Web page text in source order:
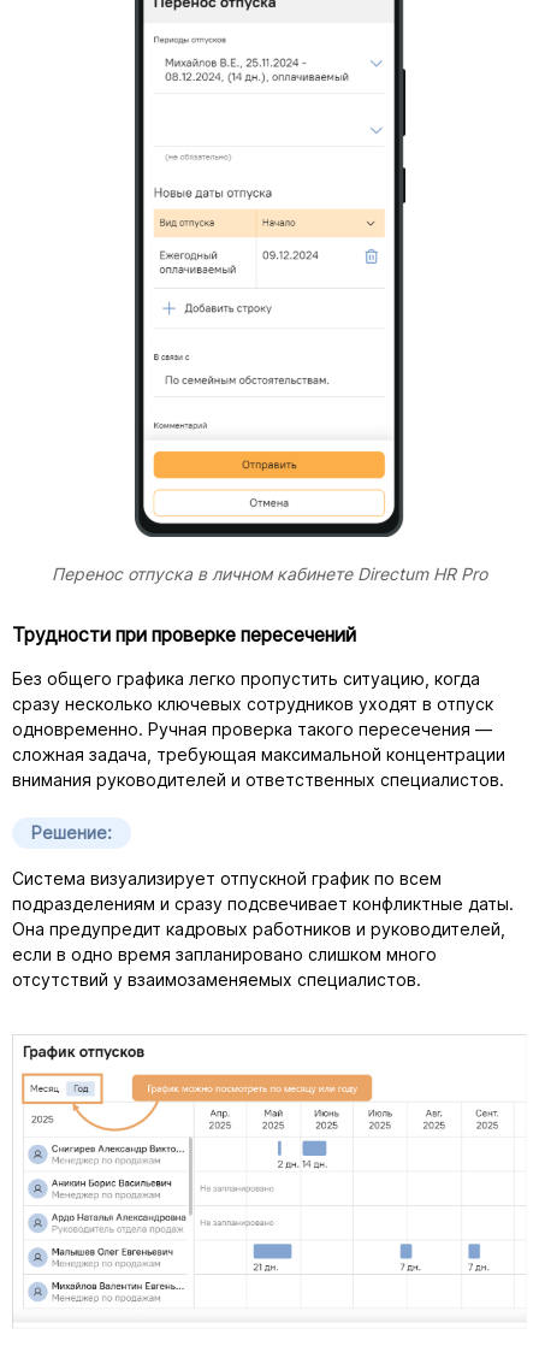
Перенос отпуска в личном кабинете Directum HR Pro
Трудности при проверке пересечений
Без общего графика легко пропустить ситуацию, когда
сразу несколько ключевых сотрудников уходят в отпуск
одновременно. Ручная проверка такого пересечения —
сложная задача, требующая максимальной концентрации
внимания руководителей и ответственных специалистов.
Решение:
Система визуализирует отпускной график по всем
подразделениям и сразу подсвечивает конфликтные даты.
Она предупредит кадровых работников и руководителей,
если в одно время запланировано слишком много
отсутствий у взаимозаменяемых специалистов.